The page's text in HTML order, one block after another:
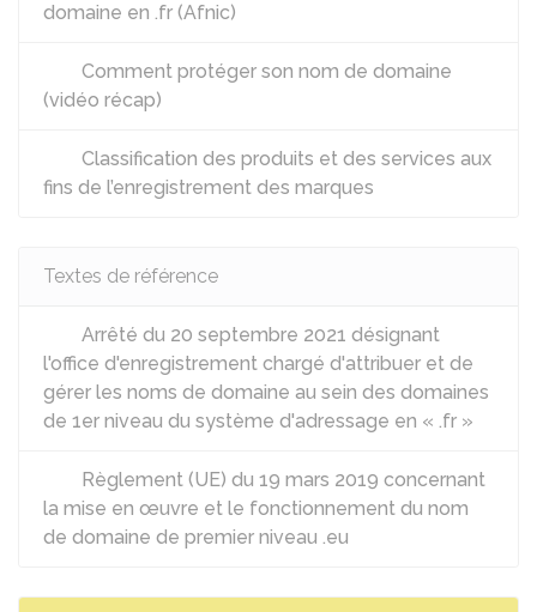
domaine en .fr (Afnic)
Comment protéger son nom de domaine
(vidéo récap)
Classification des produits et des services aux
fins de l’enregistrement des marques
Textes de référence
Arrêté du 20 septembre 2021 désignant
l'office d'enregistrement chargé d'attribuer et de
gérer les noms de domaine au sein des domaines
de 1er niveau du système d'adressage en « .fr »
Règlement (UE) du 19 mars 2019 concernant
la mise en œuvre et le fonctionnement du nom
de domaine de premier niveau .eu